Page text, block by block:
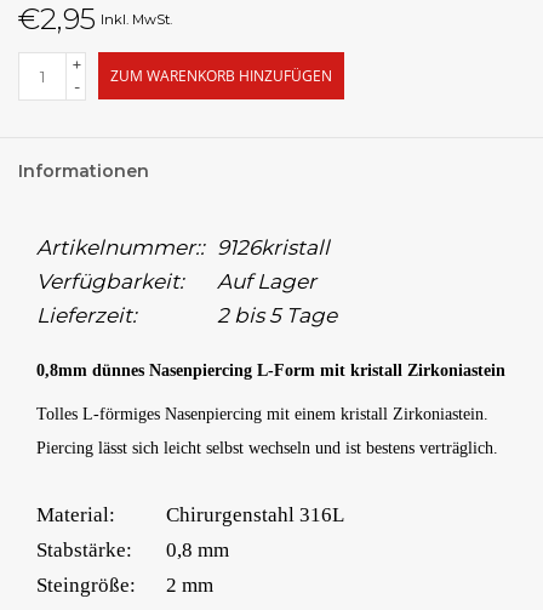
€2,95 Inkl. MwSt.
+
-
ZUM WARENKORB HINZUFÜGEN
Informationen
Artikelnummer:: 9126kristall
Verfügbarkeit:
Auf Lager
Lieferzeit:
2 bis 5 Tage
0,8mm dünnes Nasenpiercing L-Form mit kristall Zirkoniastein
Tolles L-förmiges Nasenpiercing mit einem kristall Zirkoniastein.
Piercing lässt sich leicht selbst wechseln und ist bestens verträglich.
Material:
Chirurgenstahl 316L
Stabstärke:
0,8 mm
Steingröße:
2 mm